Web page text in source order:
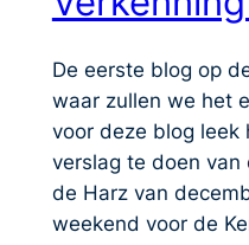
De eerste blog op
waar zullen we het
voor deze blog leek
verslag te doen van
de Harz van
weekend voor de